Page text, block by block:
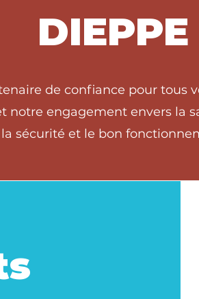
de confiance pour tous
notre engagement envers la
sécurité et le bon